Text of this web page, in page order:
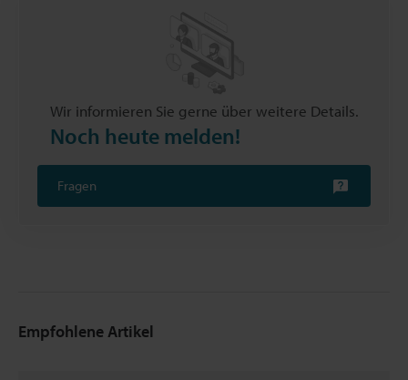
Wir informieren Sie gerne über weitere Details.
Noch heute melden!
Fragen
Empfohlene Artikel